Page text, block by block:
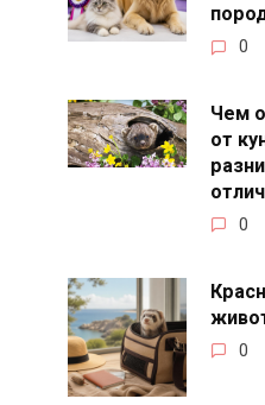
0
Чем
от
0
0